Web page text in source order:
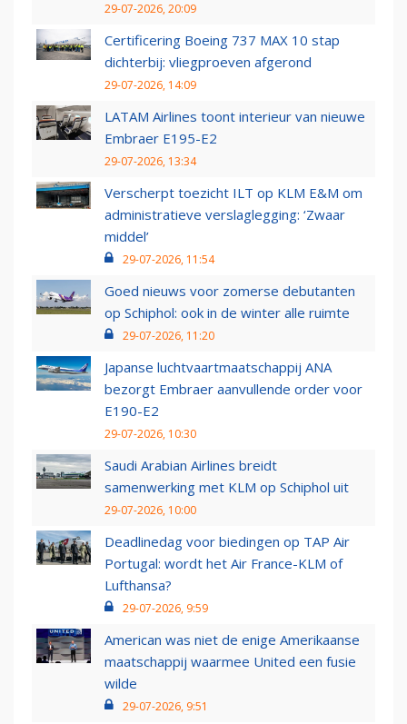
29-07-2026, 20:09
Certificering Boeing 737 MAX 10 stap
dichterbij: vliegproeven afgerond
29-07-2026, 14:09
LATAM Airlines toont interieur van nieuwe
Embraer E195-E2
29-07-2026, 13:34
Verscherpt toezicht ILT op KLM E&M om
administratieve verslaglegging: ‘Zwaar
middel’
29-07-2026, 11:54
Goed nieuws voor zomerse debutanten
op Schiphol: ook in de winter alle ruimte
29-07-2026, 11:20
Japanse luchtvaartmaatschappij ANA
bezorgt Embraer aanvullende order voor
E190-E2
29-07-2026, 10:30
Saudi Arabian Airlines breidt
samenwerking met KLM op Schiphol uit
29-07-2026, 10:00
Deadlinedag voor biedingen op TAP Air
Portugal: wordt het Air France-KLM of
Lufthansa?
29-07-2026, 9:59
American was niet de enige Amerikaanse
maatschappij waarmee United een fusie
wilde
29-07-2026, 9:51